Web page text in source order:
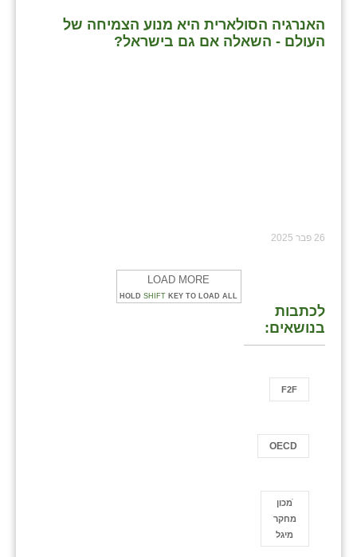
האנרגיה הסולארית היא מנוע הצמיחה של
העולם - השאלה אם גם בישראל?
26 פבר 2025
LOAD MORE
HOLD SHIFT KEY TO LOAD ALL
לכתבות
בנושאים:
F2F
OECD
ֿמכון
מחקר
מיגל